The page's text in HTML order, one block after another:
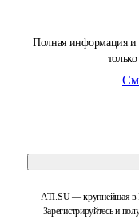
Полная информация и
ATI.SU — крупнейшая в
Зарегистрируйтесь и